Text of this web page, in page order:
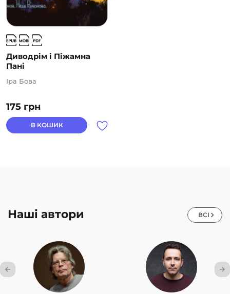
Диводрім і Піжамна
Пані
175 грн
Іра Бова
В КОШИК
Наші автори ВСІ